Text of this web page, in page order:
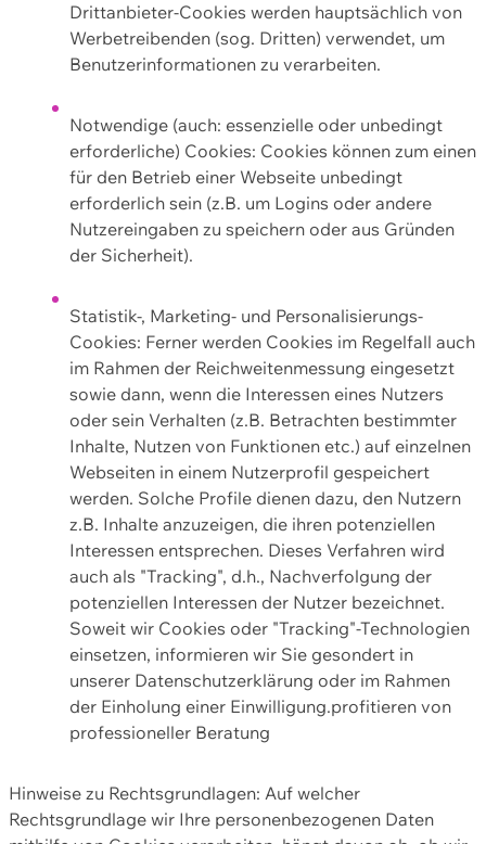
Drittanbieter-Cookies werden hauptsächlich von
Werbetreibenden (sog. Dritten) verwendet, um
Benutzerinformationen zu verarbeiten.
Notwendige (auch: essenzielle oder unbedingt
erforderliche) Cookies: Cookies können zum einen
für den Betrieb einer Webseite unbedingt
erforderlich sein (z.B. um Logins oder andere
Nutzereingaben zu speichern oder aus Gründen
der Sicherheit).
Statistik-, Marketing- und Personalisierungs-
Cookies: Ferner werden Cookies im Regelfall auch
im Rahmen der Reichweitenmessung eingesetzt
sowie dann, wenn die Interessen eines Nutzers
oder sein Verhalten (z.B. Betrachten bestimmter
Inhalte, Nutzen von Funktionen etc.) auf einzelnen
Webseiten in einem Nutzerprofil gespeichert
werden. Solche Profile dienen dazu, den Nutzern
z.B. Inhalte anzuzeigen, die ihren potenziellen
Interessen entsprechen. Dieses Verfahren wird
auch als "Tracking", d.h., Nachverfolgung der
potenziellen Interessen der Nutzer bezeichnet.
Soweit wir Cookies oder "Tracking"-Technologien
einsetzen, informieren wir Sie gesondert in
unserer Datenschutzerklärung oder im Rahmen
der Einholung einer Einwilligung.profitieren von
professioneller Beratung
Hinweise zu Rechtsgrundlagen: Auf welcher
Rechtsgrundlage wir Ihre personenbezogenen Daten